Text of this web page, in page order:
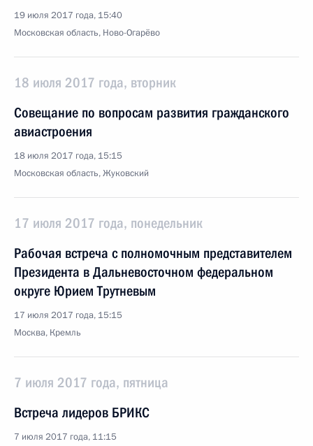
19 июля 2017 года, 15:40
Московская область, Ново-Огарёво
18 июля 2017 года, вторник
Совещание по вопросам развития гражданского
авиастроения
18 июля 2017 года, 15:15
Московская область, Жуковский
17 июля 2017 года, понедельник
Рабочая встреча с полномочным представителем
Президента в Дальневосточном федеральном
округе Юрием Трутневым
17 июля 2017 года, 15:15
Москва, Кремль
7 июля 2017 года, пятница
Встреча лидеров БРИКС
7 июля 2017 года, 11:15